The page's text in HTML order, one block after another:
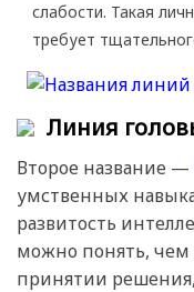
слабости. Такая
требует
Линия
Второе название —
умственных
развитость
можно понять, чем
принятии